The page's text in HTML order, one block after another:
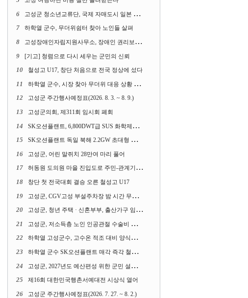
6 고성군 청소년교류단, 국제 자매도시 일본 가사오카시 찾아
7 하학열 군수, 무더위쉼터 찾아 노인들 살펴
8 고성장애인자립지원사무소, 장애인 권리보장 촉구 1인 시위 벌여
9 [기고] 청렴으로 다시 세우는 군민의 신뢰
10 철성고 U17, 창단 처음으로 전국 정상에 섰다
11 하학열 군수, 시장 찾아 무더위 대응 상황 살펴
12 고성군 주간행사예정표(2026. 8. 3. ~ 8. 9.)
13 고성군의회, 제311회 임시회 폐회
14 SK오션플랜트, 6,800DWT급 SUS 화학제품운반선 2척 수주
15 SK오션플랜트 독일 북해 2.2GW 초대형 해상변전소 하부구조물 수주
16 고성군, 어린 말쥐치 28만여 마리 풀어
17 허동원 도의원 마을 진입도로 주민-관계기관과 함께 간담회 열어
18 창단 첫 전국대회 결승 오른 철성고 U17
19 고성군, CGV고성 부설주차장 밤 시간 무료 개방한다
20 고성군, 청년 주택 · 신혼부부, 출산가구 임차보증금 대출이자 지원사업 시행
21 고성군, 저소득층 노인 인공관절 수술비 지원사업 계속 추진
22 하학열 고성군수, 고수온 적조 대비 양식장 현장점검
23 하학열 군수 SK오션플랜트 매각 즉각 철회 촉구 기자회견 열어
24 고성군, 2027년도 예산편성 위한 군민 설문조사 실시
25 제16회 대한민국행촌서예대전 시상식 열어
26 고성군 주간행사예정표(2026. 7. 27. ~ 8. 2.)